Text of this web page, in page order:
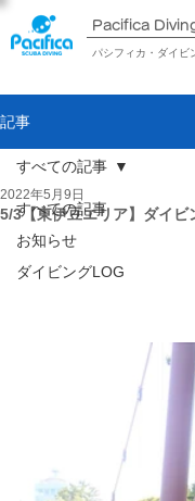
Pacifica
パシフィカ・ダイビ
記事
すべての記事
お知らせ
ダイビングLOG
すべての記事
5/3【東伊豆エリア】ダイビ
2022年5月9日